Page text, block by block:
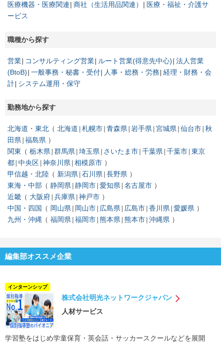
医療機器・医療関連 商社（生活用品関連）
医療・福祉・介護サ
ービス
職種から探す
営業 コンサルティング営業 ルート営業(得意先中心) 法人営業
(BtoB) 一般事務・秘書・受付 人事・総務・労務 経理・財務・会
計 システム運用・保守
勤務地から探す
北海道・東北 北海道 札幌市 青森県 岩手県 宮城県 仙台市 秋
田県 福島県
関東
栃木県 群馬県 埼玉県 さいたま市 千葉県 千葉市 東京
都 中央区 神奈川県 相模原市
甲信越・北陸
新潟県 石川県 長野県
東海・中部
静岡県 静岡市 愛知県 名古屋市
近畿
大阪府 兵庫県 神戸市
中国・四国
岡山県 岡山市 広島県 広島市 香川県 愛媛県
九州・沖縄
福岡県 福岡市 熊本県 熊本市 沖縄県
編集部オススメ企業
インターンシップ
株式会社明光ネットワークジャパン
人材サービス
学習塾をはじめ学童保育・英会話・サッカースクールなどを展開